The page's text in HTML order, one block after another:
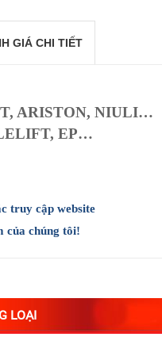
GIÁ CHI TIẾT
ARISTON, NIULI…
EP…
truy cập website
của chúng tôi!
LOẠI